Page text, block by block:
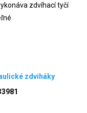
zdvíhací tyčí
zdviháky